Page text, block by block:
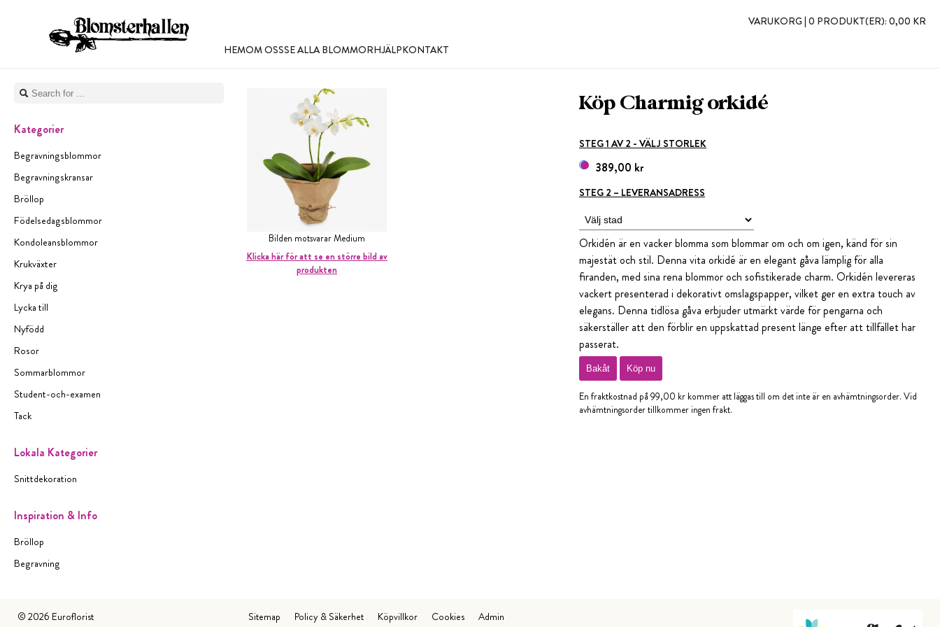
HEMOM OSSSE ALLA BLOMMORHJÄLPKONTAKT
VARUKORG | 0 PRODUKT(ER): 0,00 KR
Kategorier
Begravningsblommor
Begravningskransar
Bröllop
Födelsedagsblommor
Kondoleansblommor
Krukväxter
Krya på dig
Lycka till
Nyfödd
Rosor
Sommarblommor
Student-och-examen
Tack
Lokala Kategorier
Snittdekoration
Inspiration & Info
Bröllop
Begravning
Bilden motsvarar Medium
Klicka här för att se en större bild av
produkten
Köp Charmig orkidé
STEG 1 AV 2 - VÄLJ STORLEK
389,00 kr
STEG 2 – LEVERANSADRESS
Orkidén är en vacker blomma som blommar om och om igen, känd för sin
majestät och stil. Denna vita orkidé är en elegant gåva lämplig för alla
firanden, med sina rena blommor och sofistikerade charm. Orkidén levereras
vackert presenterad i dekorativt omslagspapper, vilket ger en extra touch av
elegans. Denna tidlösa gåva erbjuder utmärkt värde för pengarna och
säkerställer att den förblir en uppskattad present länge efter att tillfället har
passerat.
Bakåt Köp nu
En fraktkostnad på 99,00 kr kommer att läggas till om det inte är en avhämtningsorder. Vid
avhämtningsorder tillkommer ingen frakt.
© 2026 Euroflorist Sitemap Policy & Säkerhet Köpvillkor Cookies Admin